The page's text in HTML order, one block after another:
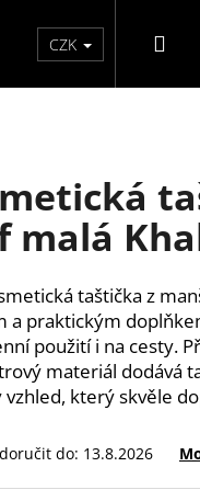
o ruce Péče
CZK
malá
taštička z
a praktickým
použití i na cesty.
materiál dodává
který skvěle
do: 13.8.2026